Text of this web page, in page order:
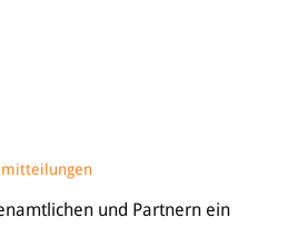
und Partnern ein